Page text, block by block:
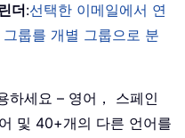
더:선택한 이메일에서 연
그룹를 개별 그룹으로 분
하세요 – 영어， 스페인
및 40+개의 다른 언어를